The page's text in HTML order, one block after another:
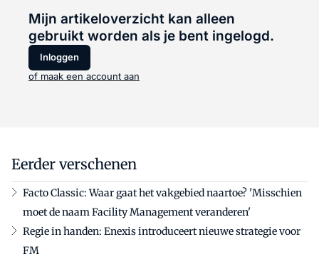
Mijn artikeloverzicht kan alleen
gebruikt worden als je bent ingelogd.
Inloggen
of maak een account aan
Eerder verschenen
Facto Classic: Waar gaat het vakgebied naartoe? 'Misschien
moet de naam Facility Management veranderen'
Regie in handen: Enexis introduceert nieuwe strategie voor
FM